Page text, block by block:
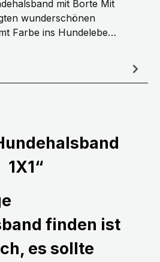
mit Borte Mit
wunderschönen
Farbe ins Hundelebe…
1X1“
finden ist
es sollte